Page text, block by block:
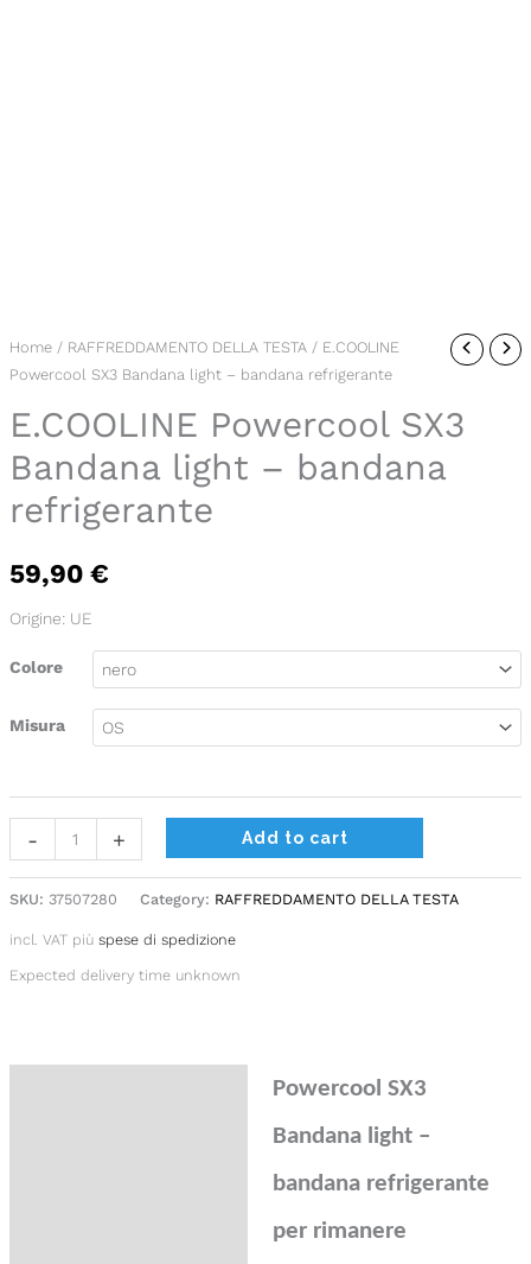
Home/ RAFFREDDAMENTO DELLA TESTA/ E.COOLINE
Powercool SX3 Bandana light – bandana refrigerante
E.COOLINE Powercool SX3
Bandana light – bandana
refrigerante
59,90 €
Origine: UE
Colore
Misura
-
E.COOLINE
Powercool
SX3
Bandana
light
-
refrigerante
+ Add to cart
SKU: 37507280 Category: RAFFREDDAMENTO DELLA TESTA
incl. VAT più spese di spedizione
Expected delivery time unknown
Powercool SX3
Bandana light –
bandana refrigerante
per rimanere